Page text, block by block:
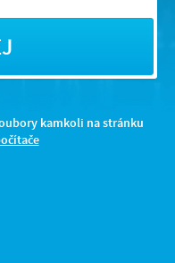
kamkoli na stránku